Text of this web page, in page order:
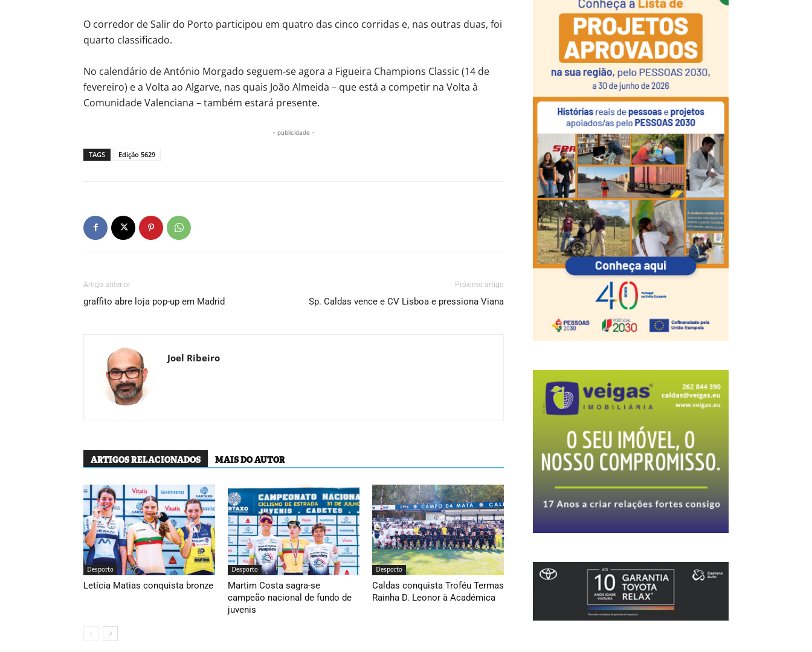
O corredor de Salir do Porto participou em quatro das cinco corridas e, nas outras duas, foi
quarto classificado.
No calendário de António Morgado seguem-se agora a Figueira Champions Classic (14 de
fevereiro) e a Volta ao Algarve, nas quais João Almeida – que está a competir na Volta à
Comunidade Valenciana – também estará presente.
- publicidade -
TAGS Edição 5629
Artigo anterior
graffito abre loja pop-up em Madrid
Próximo artigo
Sp. Caldas vence e CV Lisboa e pressiona Viana
Joel Ribeiro
ARTIGOS RELACIONADOS MAIS DO AUTOR
Desporto
Letícia Matias conquista bronze
Desporto
Martim Costa sagra-se
campeão nacional de fundo de
juvenis
Desporto
Caldas conquista Troféu Termas
Rainha D. Leonor à Académica